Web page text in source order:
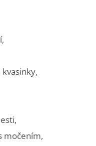
močením,